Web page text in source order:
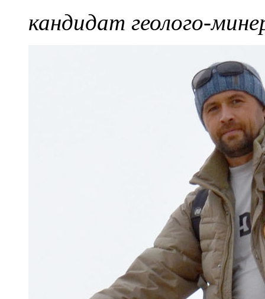
кандидат геолого-